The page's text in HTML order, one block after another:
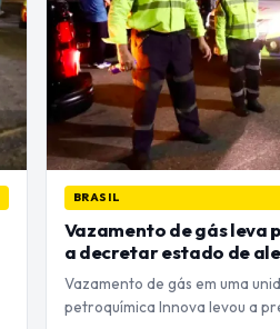
BRASIL
Vazamento de gás leva
a decretar estado de
Vazamento de gás em uma
petroquímica Innova levou a